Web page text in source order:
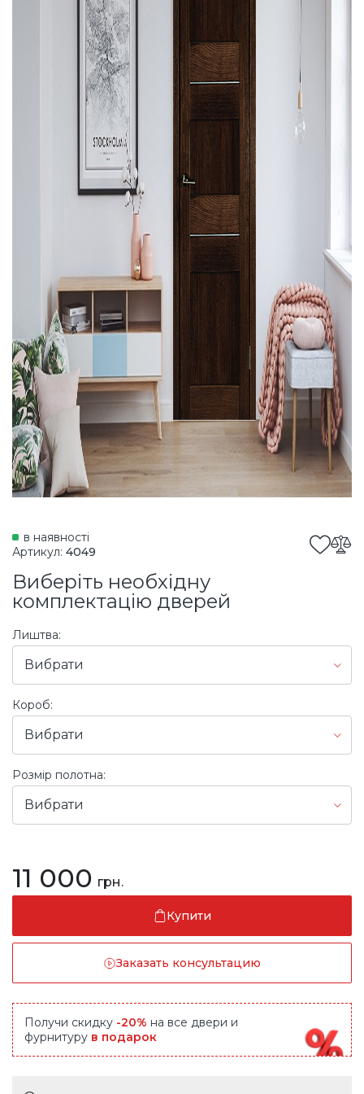
в наявності
Артикул: 4049
Виберіть необхідну
комплектацію дверей
Лиштва:
Вибрати
Короб:
Вибрати
Розмір полотна:
Вибрати
11 000 грн.
Купити
Заказать консультацию
Получи скидку -20% на все двери и
фурнитуру в подарок